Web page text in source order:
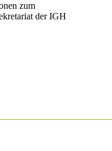
zum
der IGH